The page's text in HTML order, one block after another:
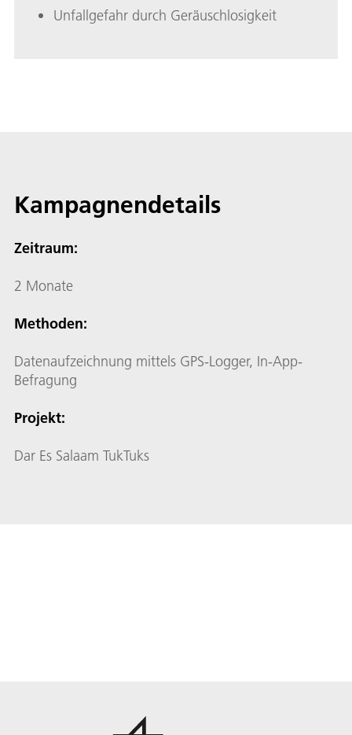
Unfallgefahr durch Geräuschlosigkeit
Kampagnendetails
Zeitraum:
2 Monate
Methoden:
Datenaufzeichnung mittels GPS-Logger, In-App-
Befragung
Projekt:
Dar Es Salaam TukTuks